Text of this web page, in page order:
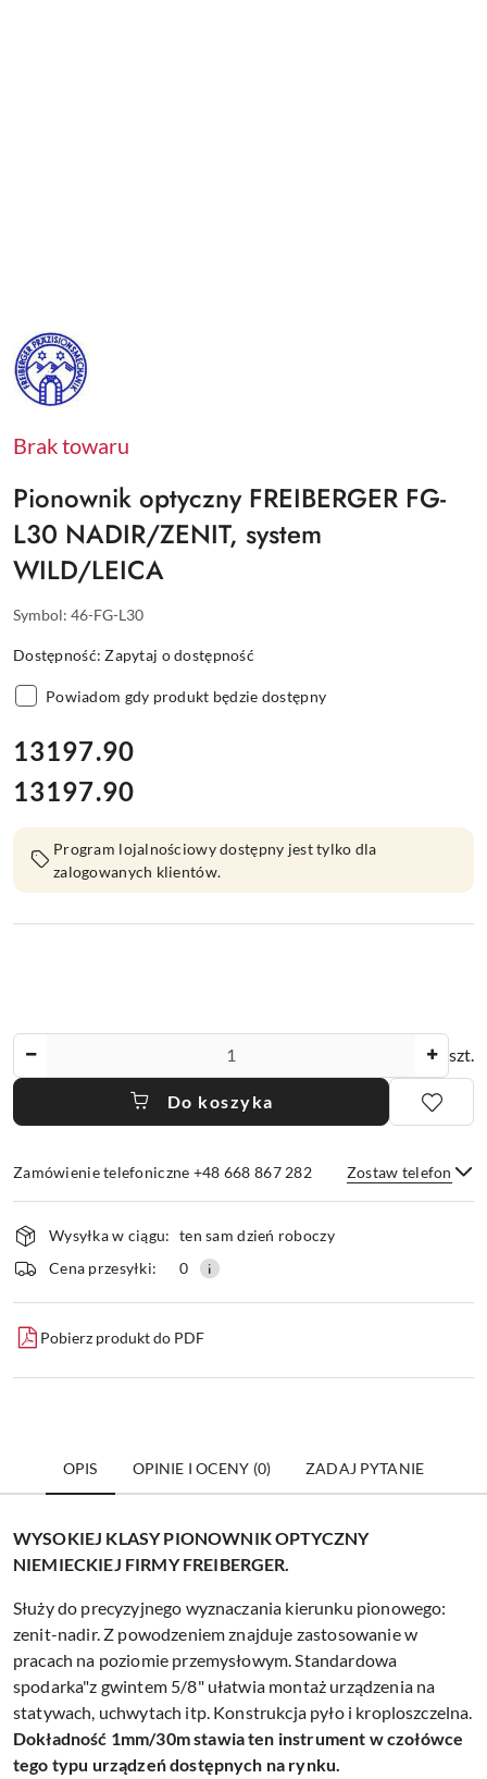
NAZWA
PRODUCENTA:
FREIBERGER
Brak towaru
Pionownik optyczny FREIBERGER FG-
L30 NADIR/ZENIT, system
WILD/LEICA
Symbol: 46-FG-L30
Dostępność:Zapytaj o dostępność
Powiadom gdy produkt będzie dostępny
cena:
13197.90
Cena:
13197.90
Program lojalnościowy dostępny jest tylko dla
zalogowanych klientów.
szt.
Do koszyka
Zamówienie telefoniczne +48 668 867 282 Zostaw telefon
Wyślij
Dostępność
i
dostawa
Wysyłka w ciągu: ten sam dzień roboczy
Cena przesyłki:
0
Pobierz produkt do PDF
OPIS OPINIE I OCENY (0) ZADAJ PYTANIE
WYSOKIEJ KLASY PIONOWNIK OPTYCZNY
NIEMIECKIEJ FIRMY FREIBERGER.
Służy do precyzyjnego wyznaczania kierunku pionowego:
zenit-nadir. Z powodzeniem znajduje zastosowanie w
pracach na poziomie przemysłowym. Standardowa
spodarka"z gwintem 5/8" ułatwia montaż urządzenia na
statywach, uchwytach itp. Konstrukcja pyło i kroploszczelna.
Dokładność 1mm/30m stawia ten instrument w czołówce
tego typu urządzeń dostępnych na rynku.